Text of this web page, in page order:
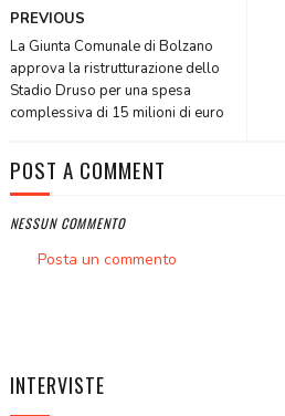
PREVIOUS
La Giunta Comunale di Bolzano
approva la ristrutturazione dello
Stadio Druso per una spesa
complessiva di 15 milioni di euro
POST A COMMENT
NESSUN COMMENTO
Posta un commento
INTERVISTE